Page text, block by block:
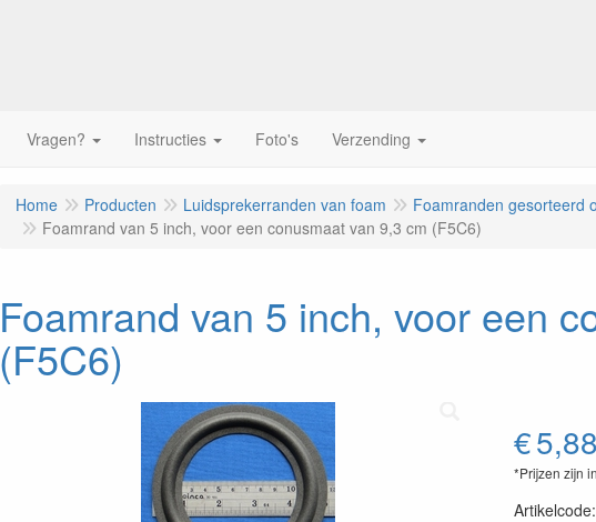
Vragen? Instructies Foto's Verzending
Home Producten Luidsprekerranden van foam Foamranden gesorteerd
Foamrand van 5 inch, voor een conusmaat van 9,3 cm (F5C6)
Foamrand van 5 inch, voor een
(F5C6)
€5,88
*Prijzen zijn
Artikelcode: